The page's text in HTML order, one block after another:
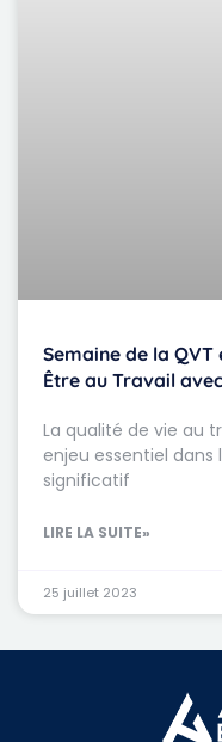
Semaine de la
Être au Travail
La qualité de vie au
enjeu essentiel dans
significatif
LIRE LA SUITE»
25 juillet 2023